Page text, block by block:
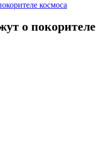
космоса
о покорителе